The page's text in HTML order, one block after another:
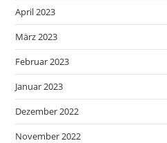
April 2023
März 2023
Februar 2023
Januar 2023
Dezember 2022
November 2022